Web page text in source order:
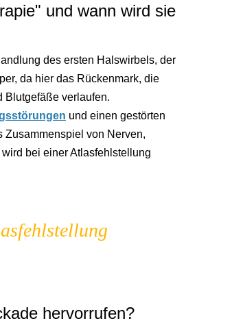
und wann wird sie
des ersten Halswirbels, der
da hier das Rückenmark, die
Blutgefäße verlaufen.
und einen gestörten
Zusammenspiel von Nerven,
bei einer Atlasfehlstellung
hervorrufen?